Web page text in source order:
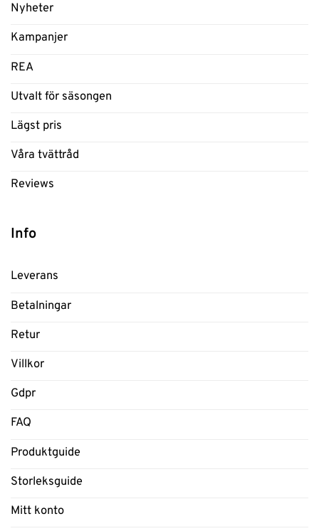
Nyheter
Kampanjer
REA
Utvalt för säsongen
Lägst pris
Våra tvättråd
Reviews
Info
Leverans
Betalningar
Retur
Villkor
Gdpr
FAQ
Produktguide
Storleksguide
Mitt konto